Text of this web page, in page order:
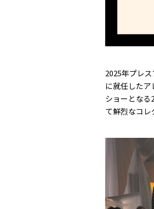
2025年プレ
に就任した
ショーとなる
て鮮烈なコレ